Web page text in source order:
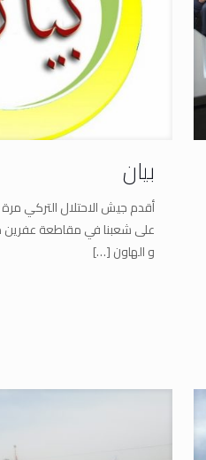
بيان
أقدم جيش الاحتلال التركي مرة
على شعبنا في مقاطعة
و الهاون[…]